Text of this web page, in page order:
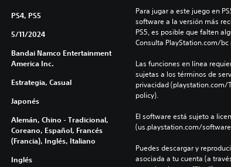
PS4, PS5
5/11/2024
Bandai Namco Entertainment
America Inc.
Estrategia, Casual
Japonés
Alemán, Chino - Tradicional,
Coreano, Español, Francés
(Francia), Inglés, Italiano
Inglés
Para jugar a este juego en
software a la versión más
PS5, es posible que falten
Consulta PlayStation.com/
Las funciones en línea
sujetas a los términos de
privacidad
policy).
El software está sujeto a
(us.playstation.com/
Puedes descargar y
asociada a tu cuenta (a